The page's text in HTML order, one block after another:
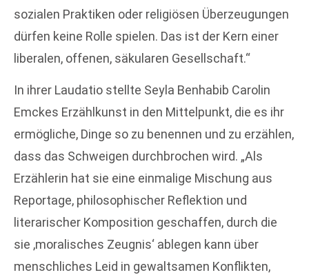
sozialen Praktiken oder religiösen Überzeugungen
dürfen keine Rolle spielen. Das ist der Kern einer
liberalen, offenen, säkularen Gesellschaft.“
In ihrer Laudatio stellte Seyla Benhabib Carolin
Emckes Erzählkunst in den Mittelpunkt, die es ihr
ermögliche, Dinge so zu benennen und zu erzählen,
dass das Schweigen durchbrochen wird. „Als
Erzählerin hat sie eine einmalige Mischung aus
Reportage, philosophischer Reflektion und
literarischer Komposition geschaffen, durch die
sie ,moralisches Zeugnis‘ ablegen kann über
menschliches Leid in gewaltsamen Konflikten,